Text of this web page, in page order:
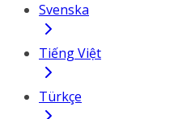
Svenska
Tiếng Việt
Türkçe